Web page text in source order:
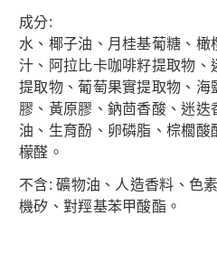
成分:
水、椰子油、月桂基葡糖、
汁、阿拉比卡咖啡籽提取物、
提取物、葡萄果實提取物、海
膠、黃原膠、鈉茴香酸、迷迭
油、生育酚、卵磷脂、棕櫚
檬醛。
不含: 礦物油、人造香料、色
機矽、對羥基苯甲酸酯。